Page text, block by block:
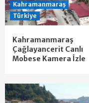
Kahramanmaraş
Türkiye
Kahramanmaraş
Çağlayancerit Canlı
Mobese Kamera İzle